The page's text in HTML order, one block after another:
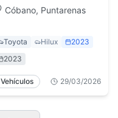
Cóbano, Puntarenas
Toyota Hilux
2023
2023
Vehículos 29/03/2026